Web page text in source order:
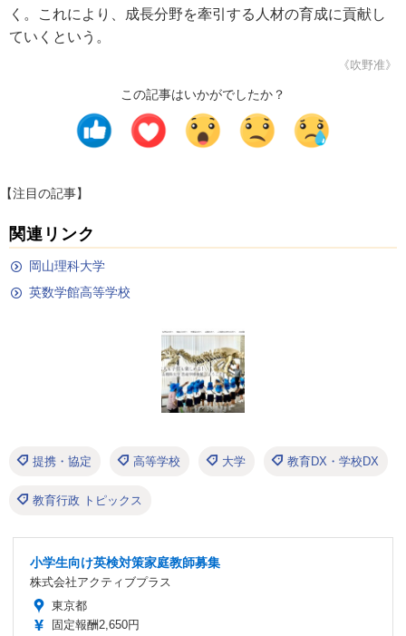
く。これにより、成長分野を牽引する人材の育成に貢献し
ていくという。
《吹野准》
この記事はいかがでしたか？
【注目の記事】
関連リンク
岡山理科大学
英数学館高等学校
提携・協定 高等学校 大学 教育DX・学校DX
教育行政 トピックス
小学生向け英検対策家庭教師募集
株式会社アクティブプラス
東京都
固定報酬2,650円